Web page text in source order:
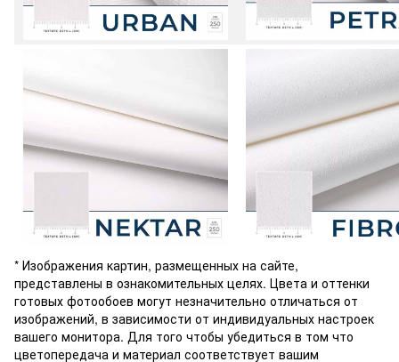
* Изображения картин, размещенных на сайте,
представлены в ознакомительных целях. Цвета и оттенки
готовых фотообоев могут незначительно отличаться от
изображений, в зависимости от индивидуальных настроек
вашего монитора. Для того чтобы убедиться в том что
цветопередача и материал соответствует вашим